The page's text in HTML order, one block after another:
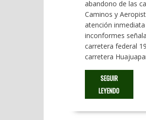
abandono de las
Caminos y
atención
inconformes
carretera federal
carretera
SEGUIR
LEYENDO